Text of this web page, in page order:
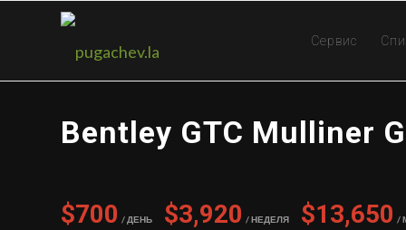
Сервис
Bentley GTC Mulliner
$700 / День $3,920 / Неделя $13,650 /